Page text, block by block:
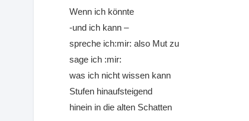
Wenn ich könnte
-und ich kann –
spreche ich:mir: also Mut zu
sage ich :mir:
was ich nicht wissen kann
Stufen hinaufsteigend
hinein in die alten Schatten